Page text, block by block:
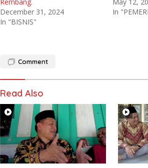
December 31, 2024
In "BISNIS"
In
Comment
Read Also